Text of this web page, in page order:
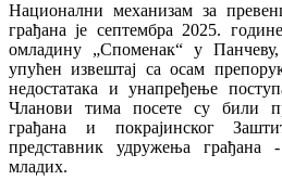
Национални механизам за
грађана је септембра 2025.
омладину „Споменак“ у
упућен извештај са осам
недостатака и унапређење
Чланови тима посете су били
грађана и покрајинског
представник удружења грађана
младих.